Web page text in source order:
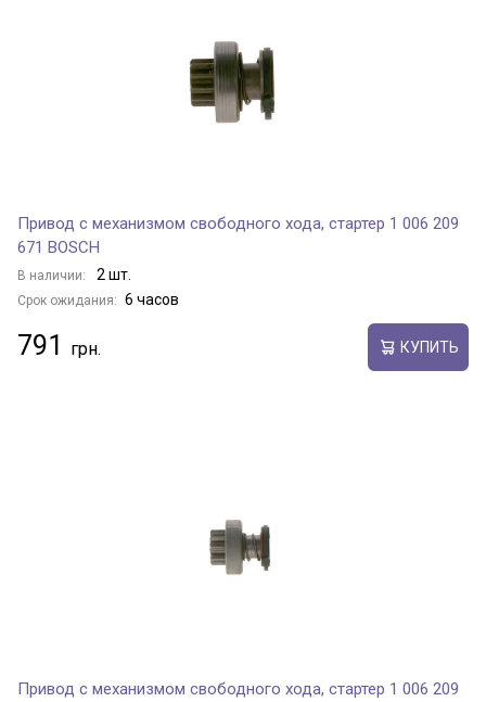
Привод с механизмом свободного хода, стартер 1 006 209
671 BOSCH
В наличии: 2 шт.
Срок ожидания: 6 часов
791 КУПИТЬ
Привод с механизмом свободного хода, стартер 1 006 209